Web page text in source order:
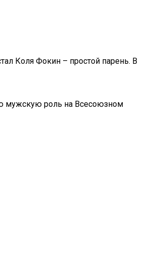
Коля Фокин – простой парень. В
мужскую роль на Всесоюзном